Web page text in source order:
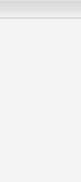
近利；要守正创新，不
96668！